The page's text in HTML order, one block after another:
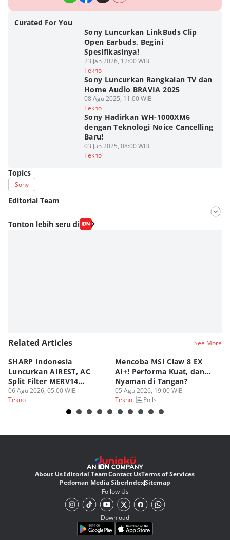
Curated For You
Sony Luncurkan LinkBuds Clip
Open Earbuds, Begini
Spesifikasinya!
23 Jan 2026, 12:00 WIB
Tekno
Sony Luncurkan Rangkaian TV dan
Home Audio BRAVIA 2025
08 Agu 2025, 11:00 WIB
Tekno
Sony Hadirkan WH-1000XM6
dengan Teknologi Noice Cancelling
Baru!
03 Jun 2025, 08:00 WIB
Tekno
Topics
Sony
Editorial Team
Editor
Fahrul Razi Uni Nurullah
Tonton lebih seru di
Related Articles See More
SHARP Indonesia
Luncurkan AIREST, AC
Split Filter MERV14
Perdana!
06 Agu 2026, 05:00 WIB
Tekno
Mencoba MSI Claw 8 EX
AI+! Performa Kuat, dan...
Nyaman di Tangan?
05 Agu 2026, 19:00 WIB
Tekno
Polls
About UsEditorial TeamContact UsTerms of Services
Pedoman Media SiberIndexSitemap
Follow Us
Download